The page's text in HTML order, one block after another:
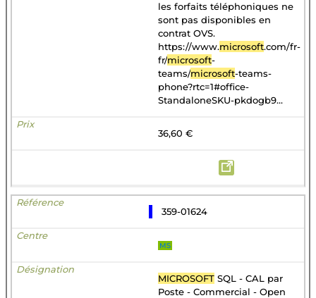
les forfaits téléphoniques ne
sont pas disponibles en
contrat OVS.
https://www.microsoft.com/fr-
fr/microsoft-
teams/microsoft-teams-
phone?rtc=1#office-
StandaloneSKU-pkdogb9...
36,60 €
359-01624
MS
MICROSOFT SQL - CAL par
Poste - Commercial - Open